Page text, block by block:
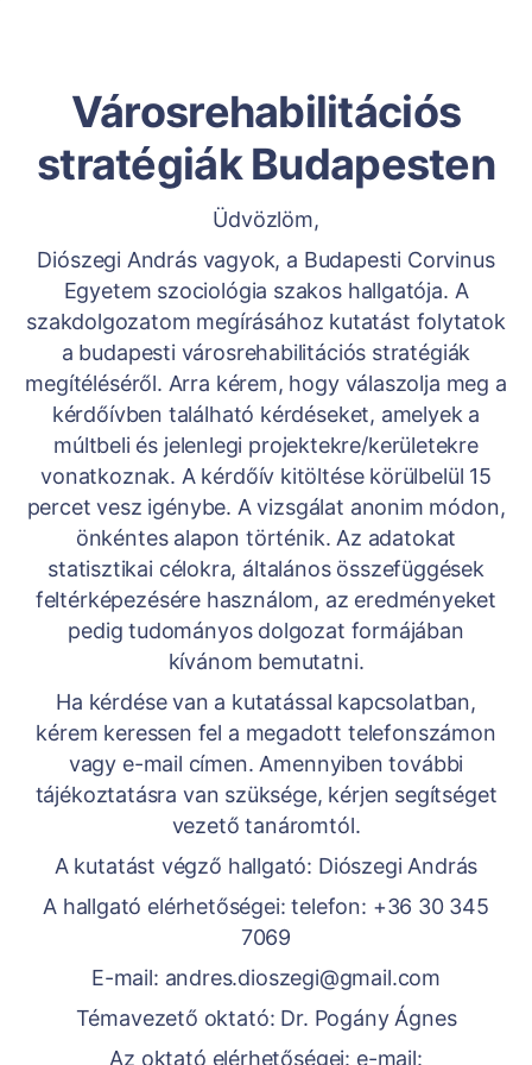
Városrehabilitációs
stratégiák Budapesten
Üdvözlöm,
Diószegi András vagyok, a Budapesti Corvinus
Egyetem szociológia szakos hallgatója. A
szakdolgozatom megírásához kutatást folytatok
a budapesti városrehabilitációs stratégiák
megítéléséről. Arra kérem, hogy válaszolja meg a
kérdőívben található kérdéseket, amelyek a
múltbeli és jelenlegi projektekre/kerületekre
vonatkoznak. A kérdőív kitöltése körülbelül 15
percet vesz igénybe. A vizsgálat anonim módon,
önkéntes alapon történik. Az adatokat
statisztikai célokra, általános összefüggések
feltérképezésére használom, az eredményeket
pedig tudományos dolgozat formájában
kívánom bemutatni.
Ha kérdése van a kutatással kapcsolatban,
kérem keressen fel a megadott telefonszámon
vagy e-mail címen. Amennyiben további
tájékoztatásra van szüksége, kérjen segítséget
vezető tanáromtól.
A kutatást végző hallgató: Diószegi András
A hallgató elérhetőségei: telefon: +36 30 345
7069
E-mail: andres.dioszegi@gmail.com
Témavezető oktató: Dr. Pogány Ágnes
Az oktató elérhetőségei: e-mail: